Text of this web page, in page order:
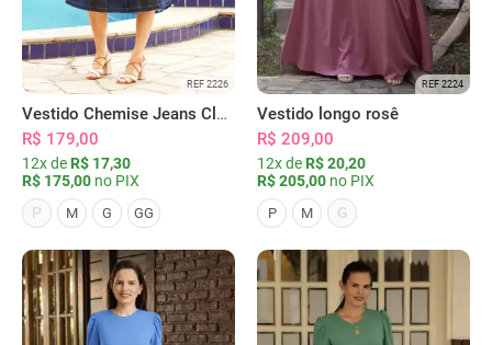
REF 2226
Vestido Chemise Jeans Clássica Serena
R$ 179,00
12x de R$ 17,30
R$ 175,00 no PIX
P
M G GG
REF 2224
Vestido longo rosê
R$ 209,00
12x de R$ 20,20
R$ 205,00 no PIX
P M G